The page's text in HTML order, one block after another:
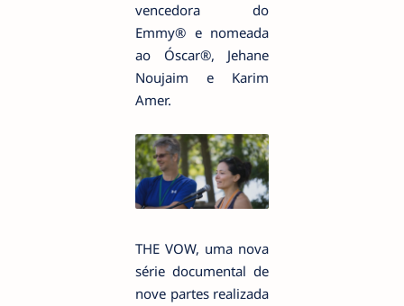
vencedora do
Emmy® e nomeada
ao Óscar®, Jehane
Noujaim e Karim
Amer.
THE VOW, uma nova
série documental de
nove partes realizada